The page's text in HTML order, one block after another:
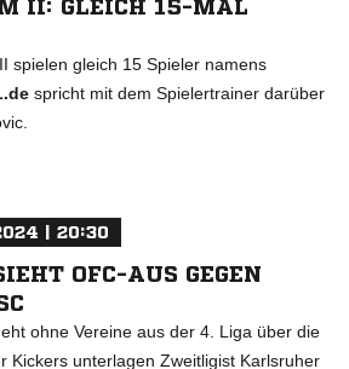
II: GLEICH 15-MAL
spielen gleich 15 Spieler namens
spricht mit dem Spielertrainer darüber
| 20:30
OFC-AUS GEGEN
ohne Vereine aus der 4. Liga über die
Kickers unterlagen Zweitligist Karlsruher